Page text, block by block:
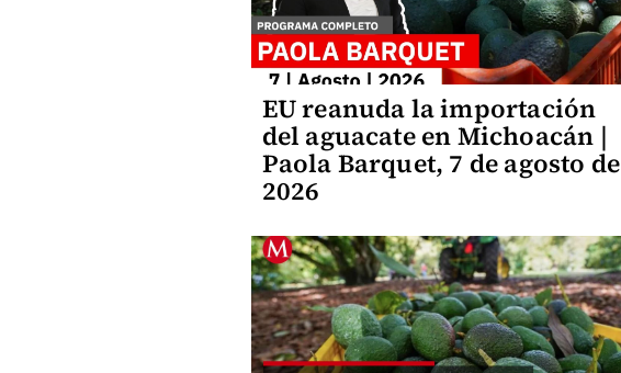
EU reanuda la importación
del aguacate en Michoacán |
Paola Barquet, 7 de agosto de
2026